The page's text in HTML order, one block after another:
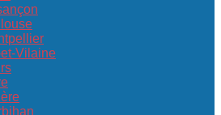
Vilaine